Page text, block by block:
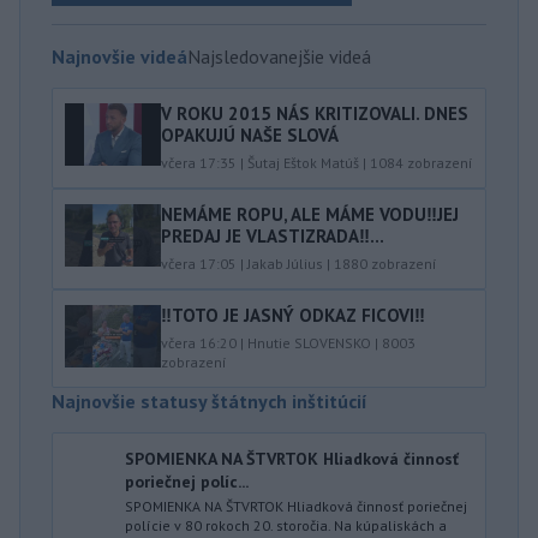
Najnovšie videáNajsledovanejšie videá
V ROKU 2015 NÁS KRITIZOVALI. DNES
OPAKUJÚ NAŠE SLOVÁ
včera 17:35 | Šutaj Eštok Matúš | 1084 zobrazení
NEMÁME ROPU, ALE MÁME VODU‼️JEJ
PREDAJ JE VLASTIZRADA‼️...
včera 17:05 | Jakab Július | 1880 zobrazení
‼️TOTO JE JASNÝ ODKAZ FICOVI‼️
včera 16:20 | Hnutie SLOVENSKO | 8003
zobrazení
Najnovšie statusy štátnych inštitúcií
SPOMIENKA NA ŠTVRTOK Hliadková činnosť
poriečnej políc...
SPOMIENKA NA ŠTVRTOK Hliadková činnosť poriečnej
polície v 80 rokoch 20. storočia. Na kúpaliskách a